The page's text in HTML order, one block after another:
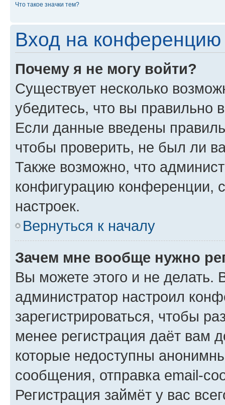
Что такое значки тем?
Вход на конференцию
Почему я не могу войти?
Существует несколько
убедитесь, что вы правильно
Если данные введены
чтобы проверить, не был ли
Также возможно, что
конфигурацию конференции,
настроек.
Вернуться к началу
Зачем мне вообще нужно
Вы можете этого и не делать.
администратор настроил
зарегистрироваться, чтобы
менее регистрация даёт вам
которые недоступны
сообщения, отправка email-
Регистрация займёт у вас